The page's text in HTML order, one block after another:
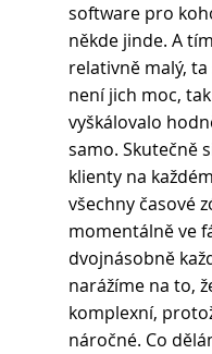
software pro
někde jinde. A
relativně malý,
není jich moc,
vyškálovalo
samo. Skutečně
klienty na
všechny časové
momentálně ve
dvojnásobně
narážíme na to,
komplexní,
náročné. Co